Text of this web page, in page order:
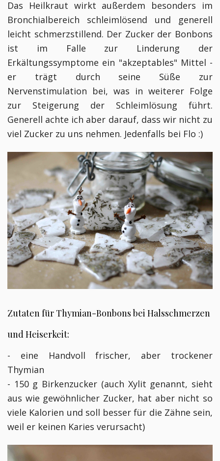
Das Heilkraut wirkt außerdem besonders im
Bronchialbereich schleimlösend und generell
leicht schmerzstillend. Der Zucker der Bonbons
ist im Falle zur Linderung der
Erkältungssymptome ein "akzeptables" Mittel -
er trägt durch seine Süße zur
Nervenstimulation bei, was in weiterer Folge
zur Steigerung der Schleimlösung führt.
Generell achte ich aber darauf, dass wir nicht zu
viel Zucker zu uns nehmen. Jedenfalls bei Flo :)
Zutaten für Thymian-Bonbonsbei Halsschmerzen
und Heiserkeit:
- eine Handvoll frischer, aber trockener
Thymian
- 150 g Birkenzucker (auch Xylit genannt, sieht
aus wie gewöhnlicher Zucker, hat aber nicht so
viele Kalorien und soll besser für die Zähne sein,
weil er keinen Karies verursacht)